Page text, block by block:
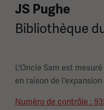
JS Pughe
Bibliothèque
L'Oncle Sam est
en raison de
Numéro de contrôle :